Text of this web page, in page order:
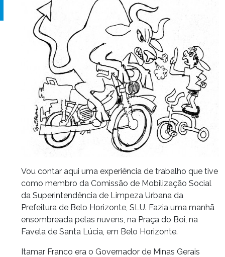
Vou contar aqui uma experiência de trabalho que tive
como membro da Comissão de Mobilização Social
da Superintendência de Limpeza Urbana da
Prefeitura de Belo Horizonte, SLU. Fazia uma manhã
ensombreada pelas nuvens, na Praça do Boi, na
Favela de Santa Lúcia, em Belo Horizonte.
Itamar Franco era o Governador de Minas Gerais